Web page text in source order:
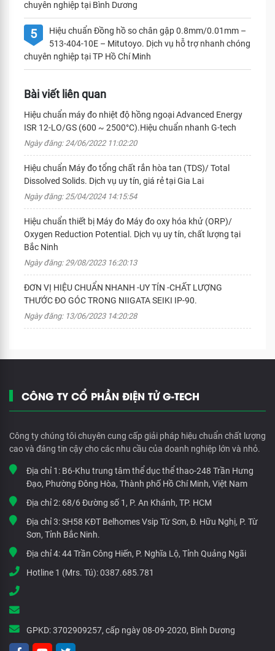
chuyên nghiệp tại Bình Dương
5
Hiệu chuẩn Đồng hồ so chân gập 0.8mm/0.01mm –
513-404-10E – Mitutoyo. Dịch vụ hỗ trợ nhanh chóng
chuyên nghiệp tại TP Hồ Chí Minh
Bài viết liên quan
Hiệu chuẩn máy đo nhiệt độ hồng ngoại Advanced Energy
ISR 12-LO/GS (600 ~ 2500°C).Hiệu chuẩn nhanh G-tech
Ngày đăng: 24/06/2022 11:02:20
Hiệu chuẩn Máy đo tổng chất rắn hòa tan (TDS)/ Total
Dissolved Solids. Dịch vụ uy tín, giá rẻ tại Gia Lai
Ngày đăng: 25/04/2024 14:15:54
Hiệu chuẩn thiết bị Máy đo Máy đo oxy hóa khử (ORP)/
Oxygen Reduction Potential. Dịch vụ uy tín, chất lượng tại
Bắc Ninh
Ngày đăng: 29/08/2023 16:20:13
ĐƠN VỊ HIỆU CHUẨN NHANH -UY TÍN -CHẤT LƯỢNG
THƯỚC ĐO GÓC TRONG NIIGATA SEIKI IP-90.
Ngày đăng: 13/06/2023 14:20:28
CÔNG TY CỔ PHẦN ĐIỆN TỬ G-TECH
Công ty chúng tôi chuyên cung cấp giải pháp hiệu chuẩn chất lượng
cao và đáng tin cậy cho các nhu cầu của doanh nghiệp lớn và nhỏ.
Địa chỉ 1: B6-Khu trung tâm thể dục thể thao-248 Trần Hưng
Đạo, Phường Đông Hòa, Thành phố Hồ Chí Minh, Việt Nam
Địa chỉ 2: 68/6 Đường số 1, P. An Khánh, TP. HCM
Địa chỉ 3:SH58 KĐT Belhomes Vsip Từ Sơn, Đ. Hữu Nghị, P. Từ
Sơn, Tỉnh Bắc Ninh.
Địa chỉ 4:44 Trần Công Hiến, P. Nghĩa Lộ, Tỉnh Quảng Ngãi
Hotline 1 (Mrs. Tú):0387.685.781
GPKD:3702909257, cấp ngày 08-09-2020, Bình Dương